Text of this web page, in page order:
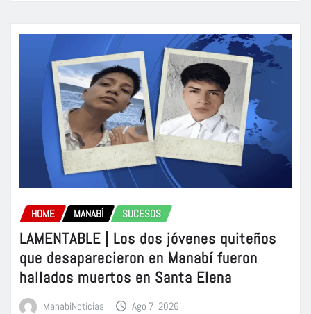
HOME MANABÍ SUCESOS
LAMENTABLE | Los dos jóvenes quiteños
que desaparecieron en Manabí fueron
hallados muertos en Santa Elena
ManabiNoticias Ago 7, 2026